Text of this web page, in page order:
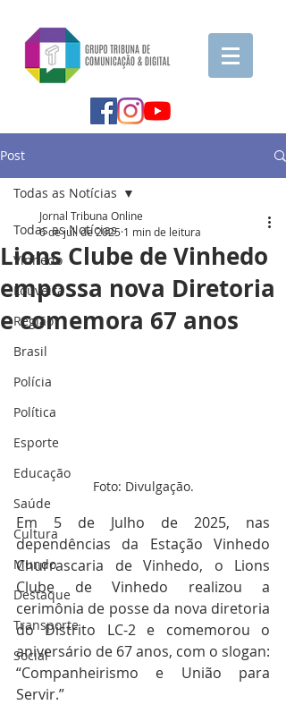
Post
Todas as Notícias
Vinhedo
Louveira
Região
Brasil
Polícia
Política
Esporte
Educação
Saúde
Cultura
Mundo
Destaque
Transporte
Social
Todas as Notícias
Lions Clube de Vinhedo
empossa nova Diretoria
e comemora 67 anos
Jornal Tribuna Online
6 de jul. de 2025 1 min de leitura
Foto: Divulgação.
Em 5 de Julho de 2025, nas
dependências da Estação Vinhedo
Churrascaria de Vinhedo, o Lions
Clube de Vinhedo realizou a
cerimônia de posse da nova diretoria
do Distrito LC-2 e comemorou o
aniversário de 67 anos, com o slogan:
“Companheirismo e União para
Servir.”